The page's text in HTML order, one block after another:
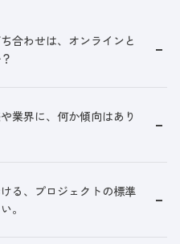
合わせは、オンラインと
業界に、何か傾向はあり
る、プロジェクトの標準
。